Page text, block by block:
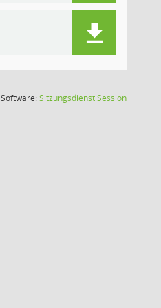
Software:SitzungsdienstSession(Wird in